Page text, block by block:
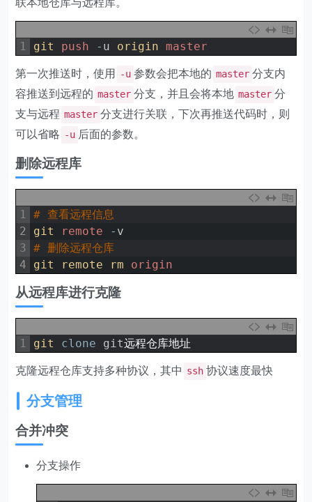
联本地仓库与远程库。
1 git push - u origin master
第一次推送时，使用 -u 参数会把本地的 master 分支内
容推送到远程的 master 分支，并且会将本地 master 分
支与远程 master 分支进行关联，下次再推送代码时，则
可以省略 -u 后面的参数。
删除远程库
1
2
3
4
# 查看远程信息
git remote - v
# 删除远程仓库
git remote rm origin
从远程库进行克隆
1 git clone git远程仓库地址
克隆远程仓库支持多种协议，其中 ssh 协议速度最快
分支管理
合并冲突
分支操作